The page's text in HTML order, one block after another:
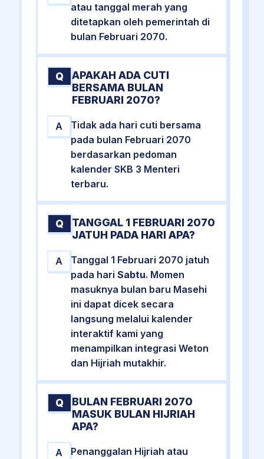
atau tanggal merah yang
ditetapkan oleh pemerintah di
bulan Februari 2070.
Q
APAKAH ADA CUTI
BERSAMA BULAN
FEBRUARI 2070?
A
Tidak ada hari cuti bersama
pada bulan Februari 2070
berdasarkan pedoman
kalender SKB 3 Menteri
terbaru.
Q
TANGGAL 1 FEBRUARI 2070
JATUH PADA HARI APA?
A
Tanggal 1 Februari 2070 jatuh
pada hari Sabtu. Momen
masuknya bulan baru Masehi
ini dapat dicek secara
langsung melalui kalender
interaktif kami yang
menampilkan integrasi Weton
dan Hijriah mutakhir.
Q
BULAN FEBRUARI 2070
MASUK BULAN HIJRIAH
APA?
A
Penanggalan Hijriah atau